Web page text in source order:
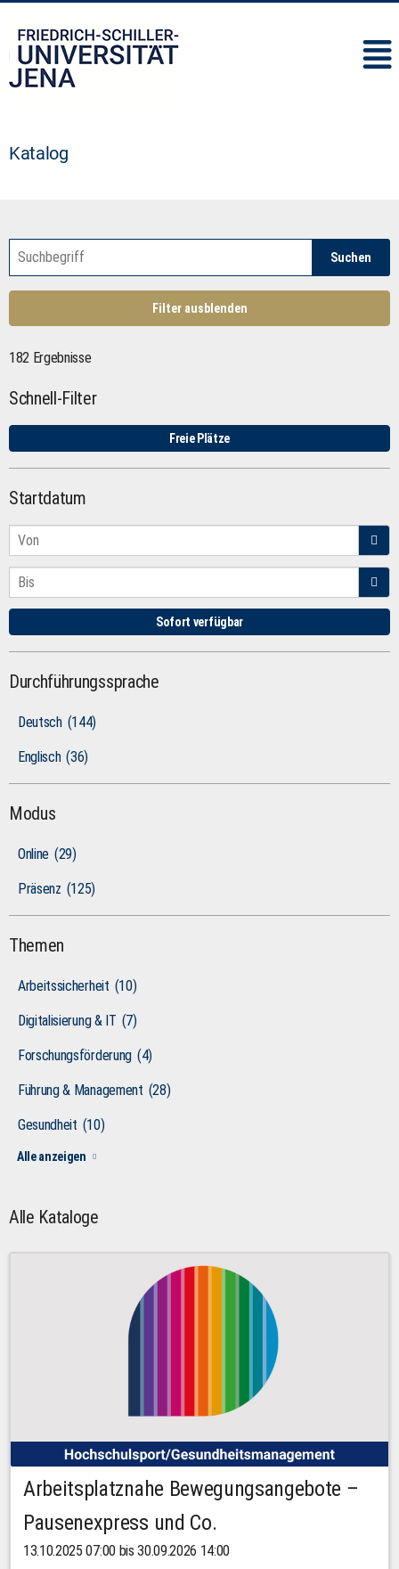
Katalog
Suchen
Filter ausblenden
182 Ergebnisse
Schnell-Filter
Freie Plätze
Startdatum
Sofort verfügbar
Durchführungssprache
Deutsch (144)
Englisch (36)
Modus
Online (29)
Präsenz (125)
Themen
Arbeitssicherheit (10)
Digitalisierung & IT (7)
Forschungsförderung (4)
Führung & Management (28)
Gesundheit (10)
Alle anzeigen
Alle Kataloge
Arbeitsplatznahe Bewegungsangebote –
Pausenexpress und Co.
13.10.2025 07:00 bis 30.09.2026 14:00